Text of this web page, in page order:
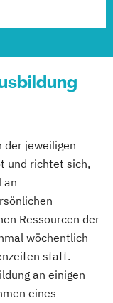
der jeweiligen
und richtet sich,
an
Ressourcen der
wöchentlich
statt.
an einigen
eines